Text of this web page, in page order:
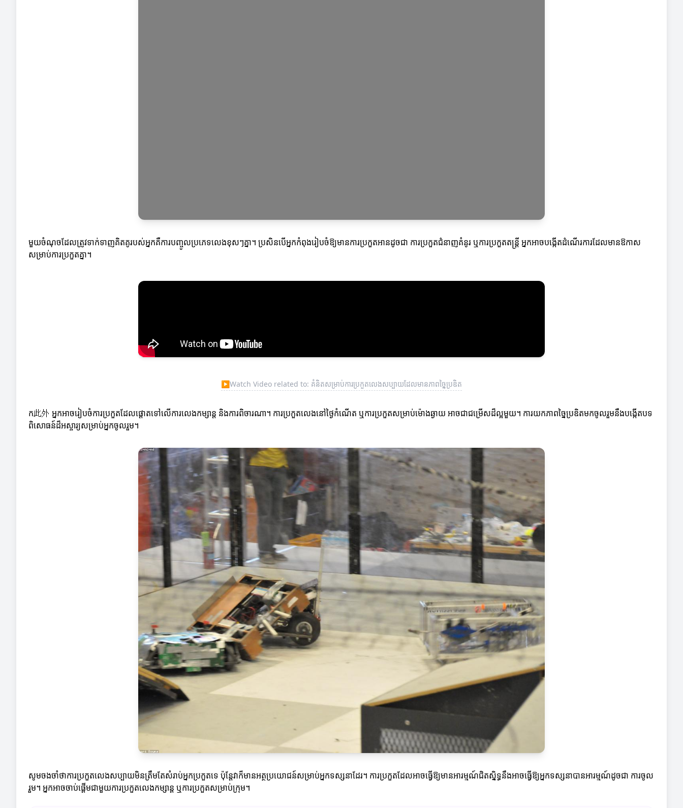
មួយចំណុចដែលត្រូវទាក់ទាញគិតគូរបស់អ្នកគឺការបញ្ចូលប្រភេទលេងខុសៗគ្នា។ ប្រសិនបើអ្នកកំពុងរៀបចំឱ្យមានការប្រកួតអានដូចជា ការប្រកួតជំនាញគំនូរ ឬការប្រកួតតន្រ្ដី អ្នកអាចបង្កើតដំណើរការដែលមានឱកាស
សម្រាប់ការប្រកួតគ្នា។
▶Watch Video related to: គំនិតសម្រាប់ការប្រកួតលេងសប្បាយដែលមានភាពច្នៃប្រឌិត
ក此外 អ្នកអាចរៀបចំការប្រកួតដែលផ្តោតទៅលើការលេងកម្សាន្ត និងការពិចារណា។ ការប្រកួតលេងនៅថ្ងៃកំណើត ឬការប្រកួតសម្រាប់ម៉ោងឆ្ងាយ អាចជាជម្រើសដ៏ល្អមួយ។ ការយកភាពច្នៃប្រឌិតមកចូលរួមនឹងបង្កើតបទ
ពិសោធន៍ដ៏អស្ចារ្យសម្រាប់អ្នកចូលរួម។
សូមចងចាំថាការប្រកួតលេងសប្បាយមិនត្រឹមតែសំរាប់អ្នកប្រកួតទេ ប៉ុន្តែវាក៏មានអត្ថប្រយោជន៍សម្រាប់អ្នកទស្សនាដែរ។ ការប្រកួតដែលអាចធ្វើឱ្យមានអារម្មណ៍ជិតស្និទ្ធនឹងអាចធ្វើឱ្យអ្នកទស្សនាបានអារម្មណ៍ដូចជា ការចូល
រួម។ អ្នកអាចចាប់ផ្តើមជាមួយការប្រកួតលេងកម្សាន្ត ឬការប្រកួតសម្រាប់ក្រុម។